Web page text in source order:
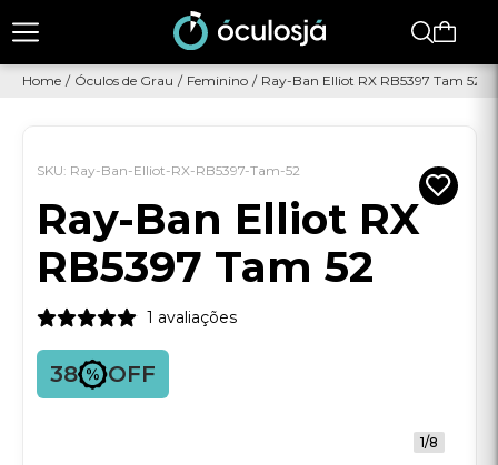
Home / Óculos de Grau / Feminino / Ray-Ban Elliot RX RB5397 Tam 52
SKU: Ray-Ban-Elliot-RX-RB5397-Tam-52
Ray-Ban Elliot RX
RB5397 Tam 52
1 avaliações
38 OFF
1/8